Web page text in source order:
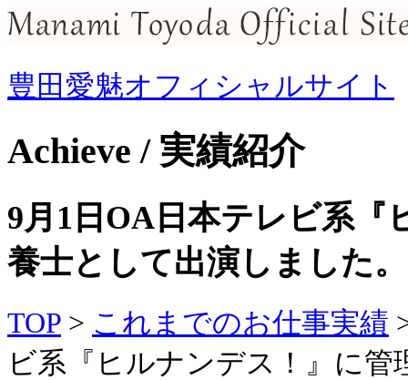
豊田愛魅オフィシャルサイト
Achieve / 実績紹介
9月1日OA日本テレビ系『
養士として出演しました。
TOP > これまでのお仕事実績
ビ系『ヒルナンデス！』に